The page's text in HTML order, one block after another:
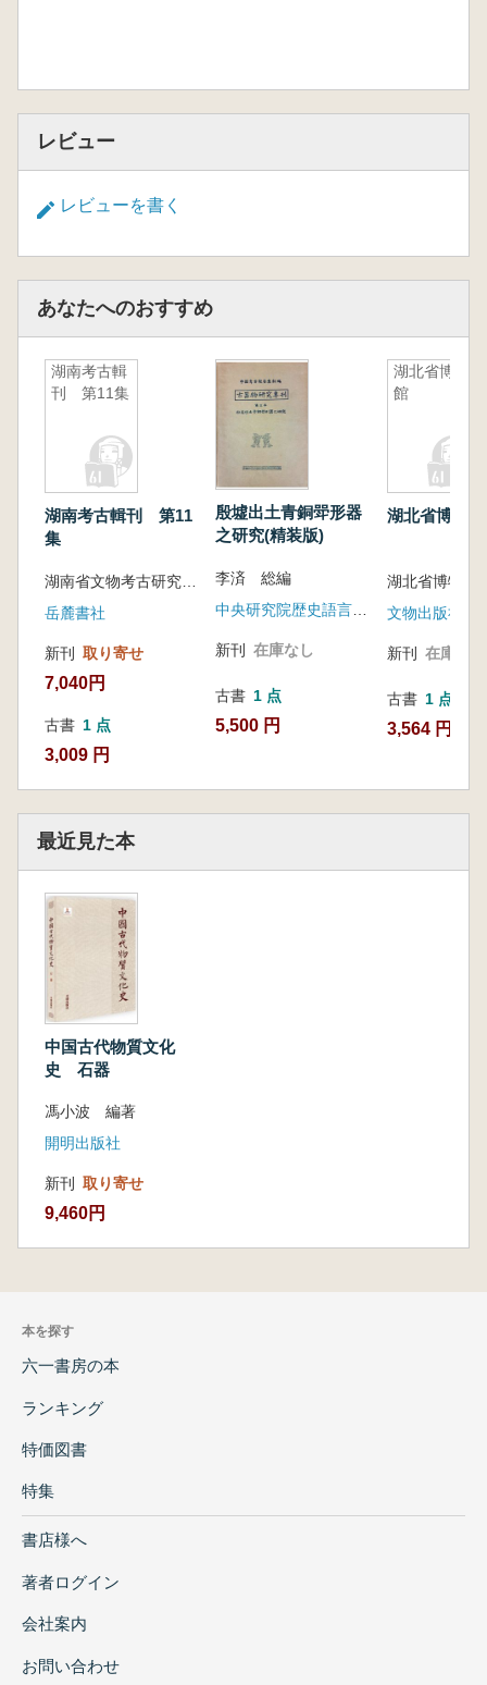
レビュー
レビューを書く
あなたへのおすすめ
湖南考古輯
刊 第11集
湖南考古輯刊 第11
集
岳麓書社
新刊 取り寄せ
7,040円
古書 1 点
3,009 円
殷墟出土青銅斝形器
之研究(精装版)
李済 総編
新刊 在庫なし
古書 1 点
5,500 円
湖北省博物
館
湖北省博物館
湖北省博物館
文物出版社
新刊 在庫なし
古書 1 点
3,564 円
最近見た本
中国古代物質文化
史 石器
馮小波 編著
開明出版社
新刊 取り寄せ
9,460円
本を探す
六一書房の本
ランキング
特価図書
特集
書店様へ
著者ログイン
会社案内
お問い合わせ